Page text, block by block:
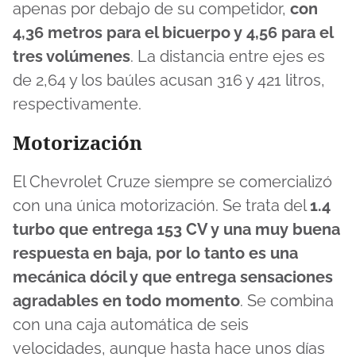
apenas por debajo de su competidor, con
4,36 metros para el bicuerpo y 4,56 para el
tres volúmenes. La distancia entre ejes es
de 2,64 y los baúles acusan 316 y 421 litros,
respectivamente.
Motorización
El Chevrolet Cruze siempre se comercializó
con una única motorización. Se trata del 1.4
turbo que entrega 153 CV y una muy buena
respuesta en baja, por lo tanto es una
mecánica dócil y que entrega sensaciones
agradables en todo momento. Se combina
con una caja automática de seis
velocidades, aunque hasta hace unos días